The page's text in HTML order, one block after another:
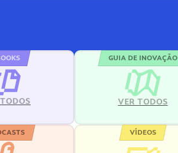
GUIA DE INOVAÇÃO
VER TODOS
VÍDEOS